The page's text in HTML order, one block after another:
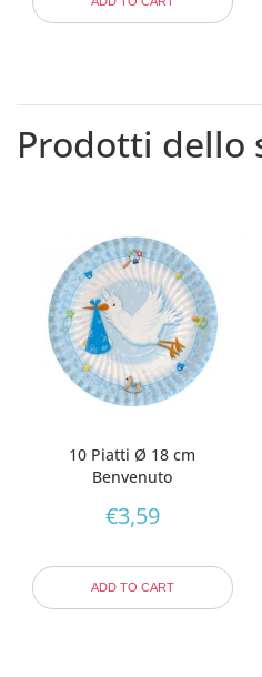
Prodotti dello
10 Piatti Ø 18 cm
Benvenuto
€3,59
ADD TO CART